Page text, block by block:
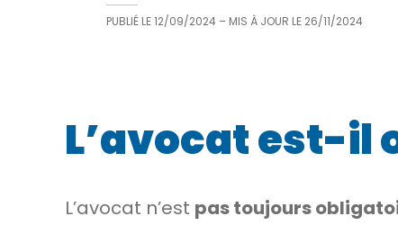
PUBLIÉ LE12/09/2024 – MIS À JOUR LE 26/11/2024
L’avocat est-il
L’avocat n’est pas toujours